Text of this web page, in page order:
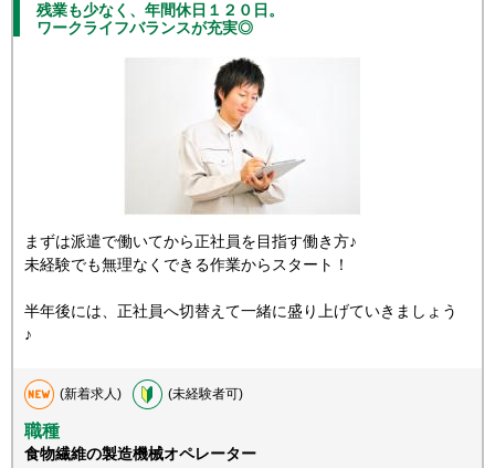
残業も少なく、年間休日１２０日。
ワークライフバランスが充実◎
まずは派遣で働いてから正社員を目指す働き方♪
未経験でも無理なくできる作業からスタート！
半年後には、正社員へ切替えて一緒に盛り上げていきましょう
♪
(新着求人) (未経験者可)
職種
食物繊維の製造機械オペレーター